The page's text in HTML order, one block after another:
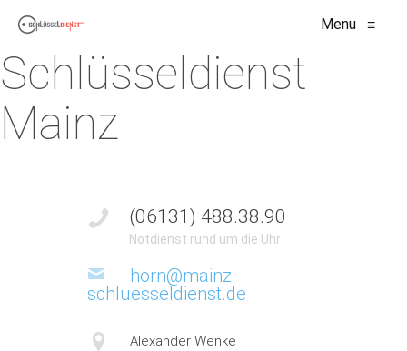
Menu ≡
Schlüsseldienst
Mainz
(06131) 488.38.90
Notdienst rund um die Uhr
horn@mainz-
schluesseldienst.de
Alexander Wenke